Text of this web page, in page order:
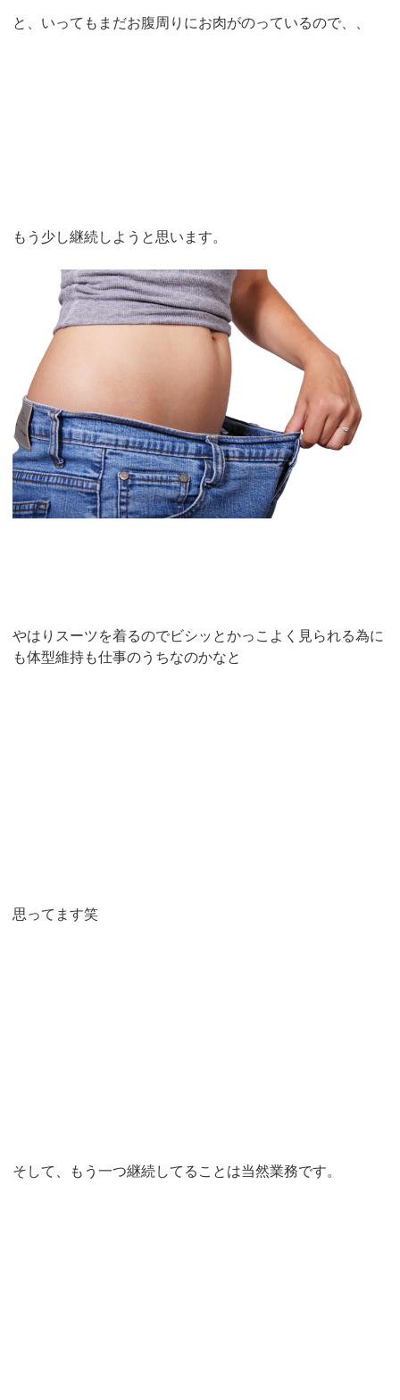
と、いってもまだお腹周りにお肉がのっているので、、
もう少し継続しようと思います。
やはりスーツを着るのでビシッとかっこよく見られる為に
も体型維持も仕事のうちなのかなと
思ってます笑
そして、もう一つ継続してることは当然業務です。